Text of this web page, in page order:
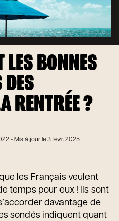
LES BONNES
RENTRÉE ?
- Mis à jour le 3 févr. 2025
les Français veulent
temps pour eux ! Ils sont
davantage de
sondés indiquent quant